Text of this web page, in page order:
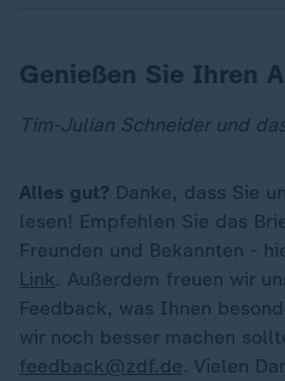
Genießen Sie Ihren
Tim-Julian Schneider und
Alles gut? Danke, dass Sie
lesen! Empfehlen Sie das
Freunden und Bekannten -
Link. Außerdem freuen wir
Feedback, was Ihnen
wir noch besser machen
feedback@zdf.de. Vielen